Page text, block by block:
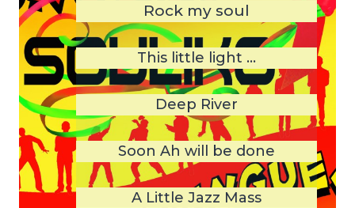
Rock my soul
This little light …
Deep River
Soon Ah will be done
A Little Jazz Mass